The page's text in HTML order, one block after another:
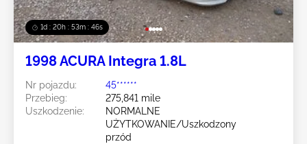
1d : 20h : 53m : 43s
1998 ACURA Integra 1.8L
Nr pojazdu:
45******
Przebieg:
275,841 mile
Uszkodzenie:
NORMALNE
UŻYTKOWANIE/Uszkodzony
przód